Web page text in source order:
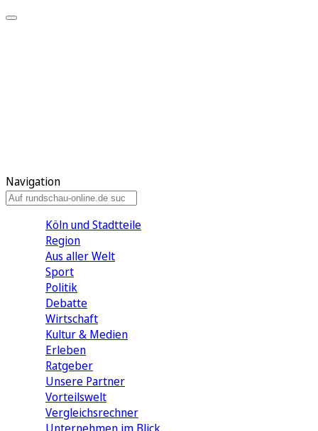
Navigation
Köln und Stadtteile
Region
Aus aller Welt
Sport
Politik
Debatte
Wirtschaft
Kultur & Medien
Erleben
Ratgeber
Unsere Partner
Vorteilswelt
Vergleichsrechner